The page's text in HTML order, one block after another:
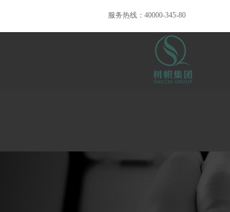
服务热线：40000-345-80